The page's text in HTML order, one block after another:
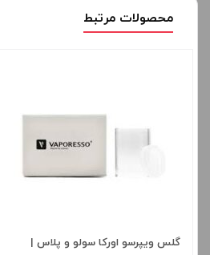
محصولات مرتبط
گلس ویپرسو اورکا سولو و پلاس |